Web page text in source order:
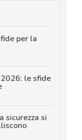
per la
le sfide
sicurezza si